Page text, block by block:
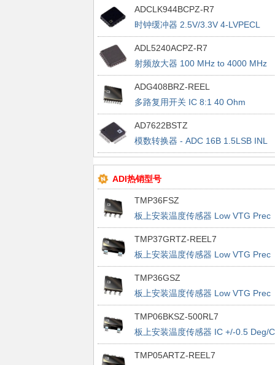
ADCLK944BCPZ-R7
时钟缓冲器 2.5V/3.3V 4-LVPECL
Outputs SiGe
ADL5240ACPZ-R7
射频放大器 100 MHz to 4000 MHz
Digitally Cont VGA
ADG408BRZ-REEL
多路复用开关 IC 8:1 40 Ohm
LC2MOS High Performance
AD7622BSTZ
模数转换器 - ADC 16B 1.5LSB INL
2MSPS
ADI热销型号
TMP36FSZ
板上安装温度传感器 Low VTG Prec
Vout 2.7-5.5V
TMP37GRTZ-REEL7
板上安装温度传感器 Low VTG Prec
Vout 2.7-5.5V
TMP36GSZ
板上安装温度传感器 Low VTG Prec
Vout 2.7-5.5V
TMP06BKSZ-500RL7
板上安装温度传感器 IC +/-0.5 Deg/C
Accurate PWM
TMP05ARTZ-REEL7